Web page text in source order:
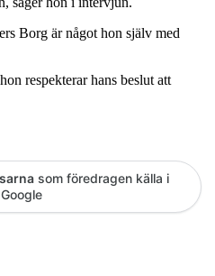
Borg är något hon själv med
respekterar hans beslut att
som föredragen källa i
Google